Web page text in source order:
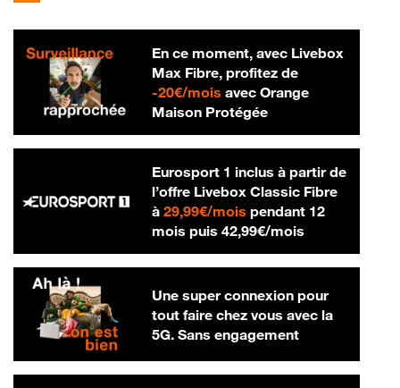
En ce moment, avec Livebox
Max Fibre, profitez de
-20€/mois20 € par mois
avec Orange
Maison Protégée
Eurosport 1 inclus à partir de
l’offre Livebox Classic Fibre
à 29,99€/mois29,99 € par mois
pendant 12
mois puis 42,99€/mois42,99 € par
Une super connexion pour
tout faire chez vous avec la
5G. Sans engagement